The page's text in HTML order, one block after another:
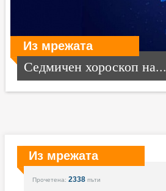
Из мрежата
Седмичен хороскоп на...
Из мрежата
Прочетена: 2338 пъти